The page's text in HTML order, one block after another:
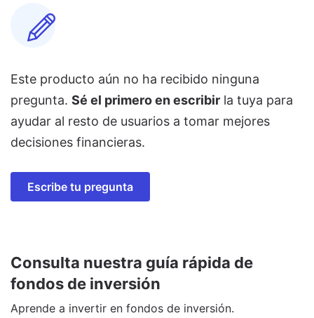
Este producto aún no ha recibido ninguna
pregunta. Sé el primero en escribir la tuya para
ayudar al resto de usuarios a tomar mejores
decisiones financieras.
Escribe tu pregunta
Consulta nuestra guía rápida de
fondos de inversión
Aprende a invertir en fondos de inversión.